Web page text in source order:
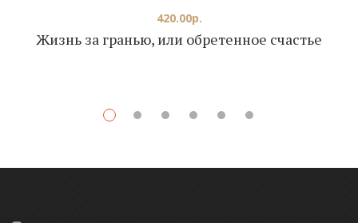
Жизнь за гранью, или обретенное счастье
420.00р.